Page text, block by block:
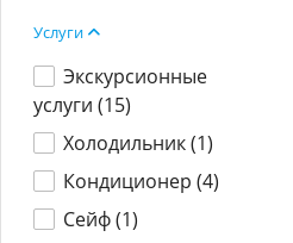
Услуги
Экскурсионные
услуги (15)
Холодильник (1)
Кондиционер (4)
Сейф (1)